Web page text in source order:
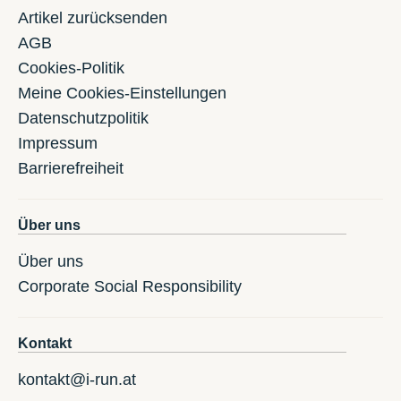
Artikel zurücksenden
AGB
Cookies-Politik
Meine Cookies-Einstellungen
Datenschutzpolitik
Impressum
Barrierefreiheit
Über uns
Über uns
Corporate Social Responsibility
Kontakt
kontakt@i-run.at